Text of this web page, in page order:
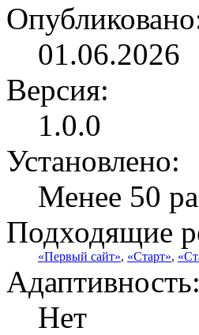
01.06.2026
Версия:
1.0.0
Установлено:
Менее 50
Подходящие
«Первый сайт», «Старт»,
Адаптивность:
Нет